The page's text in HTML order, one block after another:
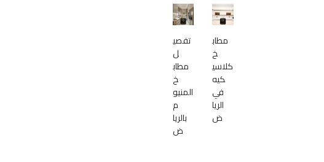
مطاب
خ
كلاسي
كيه
في
الريا
ض
تفصي
ل
مطاب
خ
المنيو
م
بالريا
ض